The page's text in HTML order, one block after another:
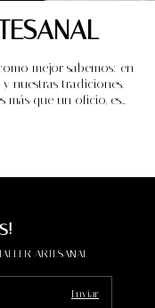
mejor sabemos: en
nuestras tradiciones.
más que un oficio, es
ARTESANAL